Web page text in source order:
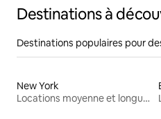
Destinations à
Destinations populaires pour
New York
Locations moyenne et longue durée